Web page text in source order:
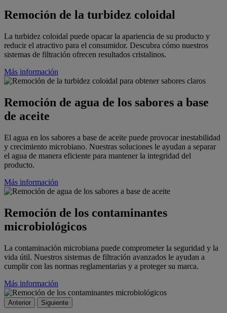
Remoción de la turbidez coloidal
La turbidez coloidal puede opacar la apariencia de su producto y
reducir el atractivo para el consumidor. Descubra cómo nuestros
sistemas de filtración ofrecen resultados cristalinos.
Más información
Remoción de agua de los sabores a base
de aceite
El agua en los sabores a base de aceite puede provocar inestabilidad
y crecimiento microbiano. Nuestras soluciones le ayudan a separar
el agua de manera eficiente para mantener la integridad del
producto.
Más información
Remoción de los contaminantes
microbiológicos
La contaminación microbiana puede comprometer la seguridad y la
vida útil. Nuestros sistemas de filtración avanzados le ayudan a
cumplir con las normas reglamentarias y a proteger su marca.
Más información
Anterior Siguiente